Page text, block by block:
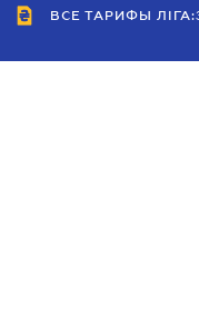
ВСЕ ТАРИФЫ